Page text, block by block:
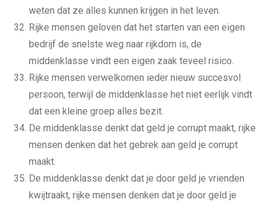
weten dat ze alles kunnen krijgen in het leven.
Rijke mensen geloven dat het starten van een eigen
bedrijf de snelste weg naar rijkdom is, de
middenklasse vindt een eigen zaak teveel risico.
Rijke mensen verwelkomen ieder nieuw succesvol
persoon, terwijl de middenklasse het niet eerlijk vindt
dat een kleine groep alles bezit.
De middenklasse denkt dat geld je corrupt maakt, rijke
mensen denken dat het gebrek aan geld je corrupt
maakt.
De middenklasse denkt dat je door geld je vrienden
kwijtraakt, rijke mensen denken dat je door geld je